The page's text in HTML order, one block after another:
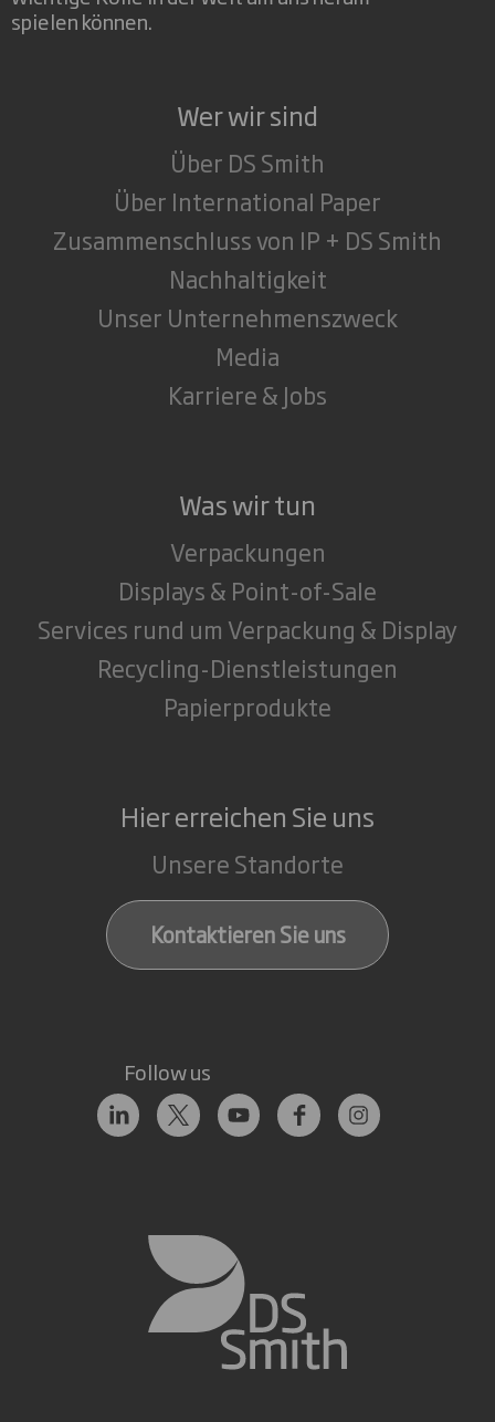
spielen können.
Wer wir sind
Über DS Smith
Über International Paper
Zusammenschluss von IP + DS Smith
Nachhaltigkeit
Unser Unternehmenszweck
Media
Karriere & Jobs
Was wir tun
Verpackungen
Displays & Point-of-Sale
Services rund um Verpackung & Display
Recycling-Dienstleistungen
Papierprodukte
Hier erreichen Sie uns
Unsere Standorte
Kontaktieren Sie uns
Follow us